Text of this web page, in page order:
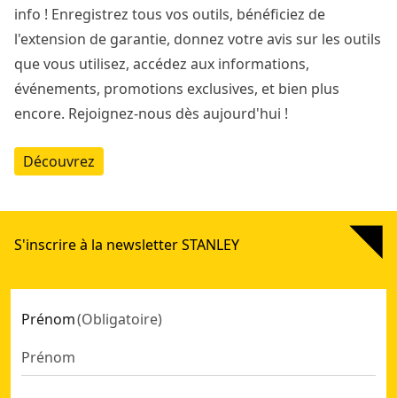
info ! Enregistrez tous vos outils, bénéficiez de
l'extension de garantie, donnez votre avis sur les outils
que vous utilisez, accédez aux informations,
événements, promotions exclusives, et bien plus
encore. Rejoignez-nous dès aujourd'hui !
Découvrez
S'inscrire à la newsletter STANLEY
Prénom(Obligatoire)